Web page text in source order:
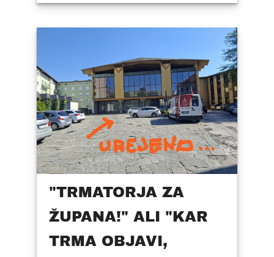
"TRMATORJA ZA
ŽUPANA!" ALI "KAR
TRMA OBJAVI,